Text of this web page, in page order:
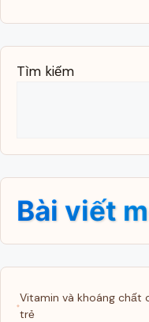
Tìm kiếm
Bài viết
Vitamin và khoáng chất
trẻ